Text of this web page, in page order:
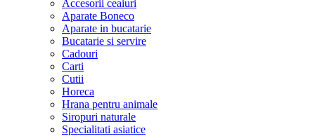
Accesorii ceaiuri
Aparate Boneco
Aparate in bucatarie
Bucatarie si servire
Cadouri
Carti
Cutii
Horeca
Hrana pentru animale
Siropuri naturale
Specialitati asiatice